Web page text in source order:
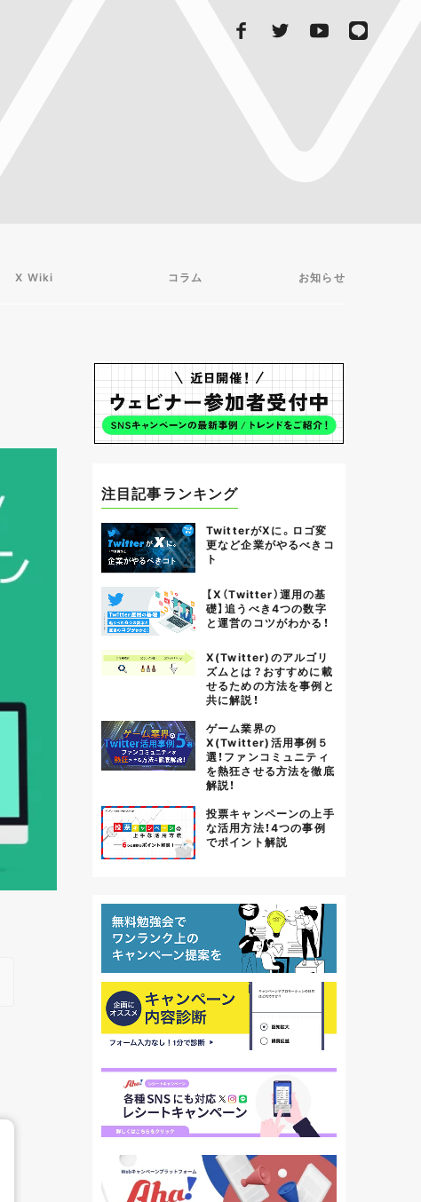
X Wiki コラム お知らせ
注目記事ランキング
TwitterがXに。ロゴ変
更など企業がやるべきコ
ト
【X（Twitter）運用の基
礎】追うべき4つの数字
と運営のコツがわかる！
X(Twitter)のアルゴリ
ズムとは？おすすめに載
せるための方法を事例と
共に解説！
ゲーム業界の
X(Twitter)活用事例５
選！ファンコミュニティ
を熱狂させる方法を徹底
解説！
投票キャンペーンの上手
な活用方法！4つの事例
でポイント解説